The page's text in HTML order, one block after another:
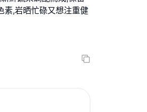
素,岩晒忙碌又想注重健